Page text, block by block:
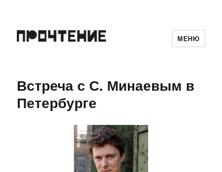
МЕНЮ
Встреча с С. Минаевым в
Петербурге